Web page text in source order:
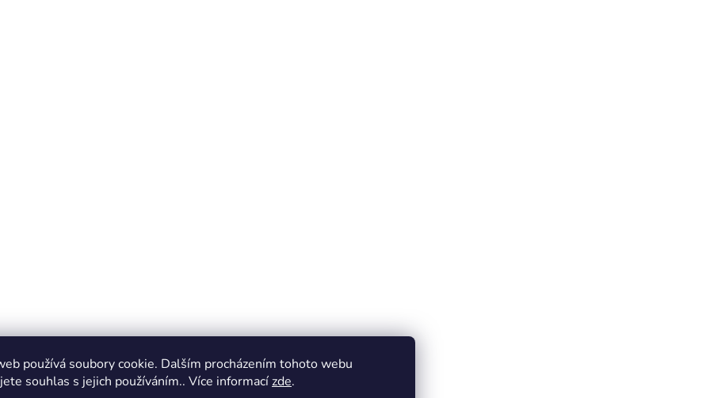
používá soubory cookie. Dalším procházením tohoto webu
souhlas s jejich používáním.. Více informacízde.